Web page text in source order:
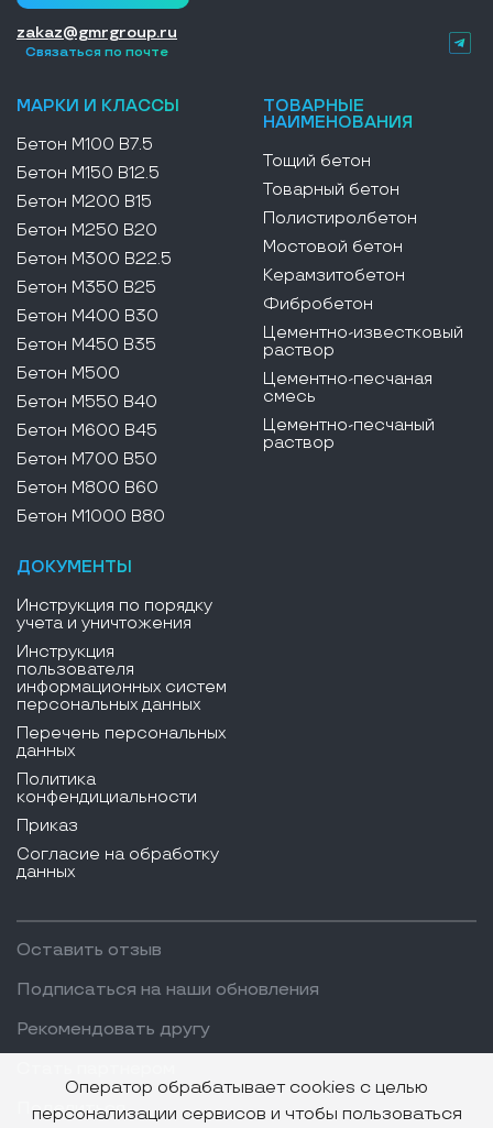
zakaz@gmrgroup.ru
Связаться по почте
МАРКИ И КЛАССЫ
Бетон М100 В7.5
Бетон М150 В12.5
Бетон М200 В15
Бетон М250 В20
Бетон М300 В22.5
Бетон М350 В25
Бетон М400 В30
Бетон М450 В35
Бетон М500
Бетон М550 В40
Бетон М600 В45
Бетон М700 В50
Бетон М800 В60
Бетон М1000 В80
ТОВАРНЫЕ
НАИМЕНОВАНИЯ
Тощий бетон
Товарный бетон
Полистиролбетон
Мостовой бетон
Керамзитобетон
Фибробетон
Цементно-известковый
раствор
Цементно-песчаная
смесь
Цементно-песчаный
раствор
ДОКУМЕНТЫ
Инструкция по порядку
учета и уничтожения
Инструкция
пользователя
информационных систем
персональных данных
Перечень персональных
данных
Политика
конфендициальности
Приказ
Согласие на обработку
данных
Оставить отзыв
Подписаться на наши обновления
Рекомендовать другу
Поделиться
Оператор обрабатывает cookies с целью
персонализации сервисов и чтобы пользоваться